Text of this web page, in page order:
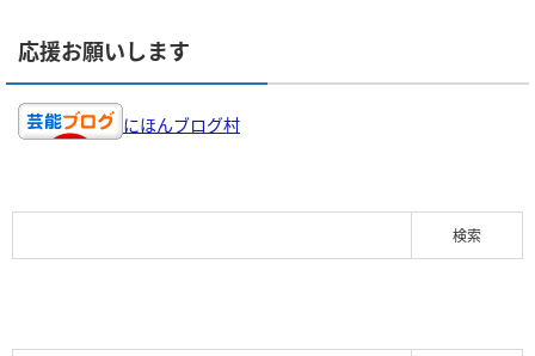
応援お願いします
にほんブログ村